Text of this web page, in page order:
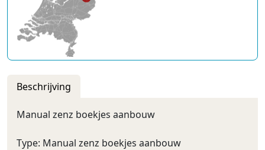
Beschrijving
Manual zenz boekjes aanbouw
Type: Manual zenz boekjes aanbouw